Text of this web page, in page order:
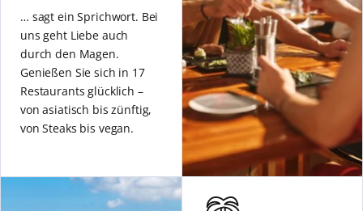
… sagt ein Sprichwort. Bei
uns geht Liebe auch
durch den Magen.
Genießen Sie sich in 17
Restaurants glücklich –
von asiatisch bis zünftig,
von Steaks bis vegan.